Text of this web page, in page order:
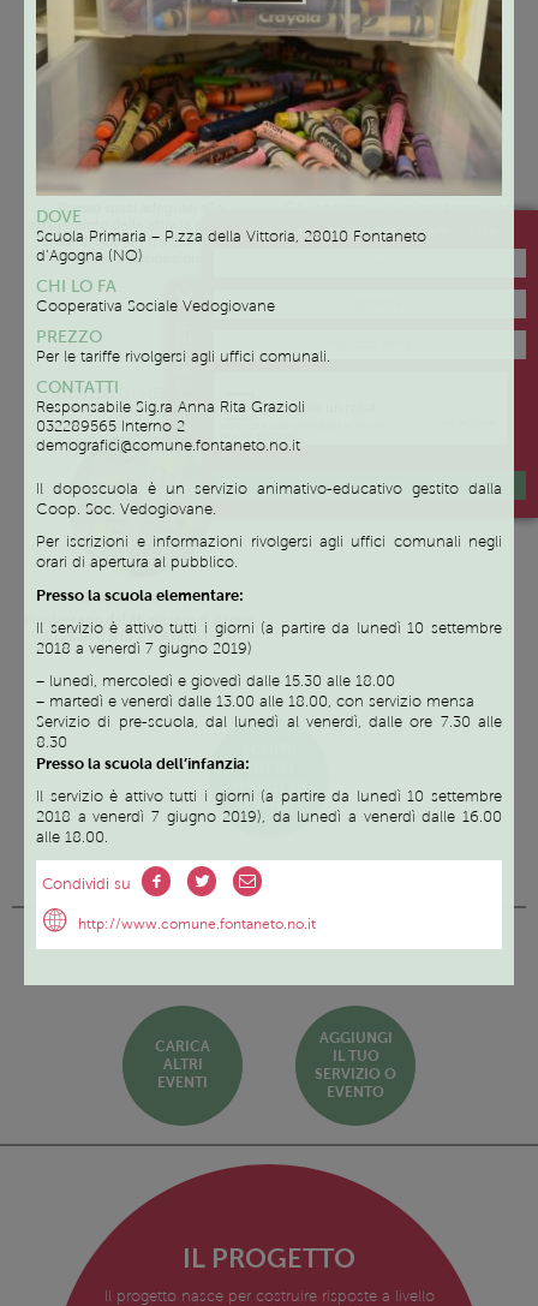
DOVE
Scuola Primaria – P.zza della Vittoria, 28010 Fontaneto
d’Agogna (NO)
CHI LO FA
Cooperativa Sociale Vedogiovane
PREZZO
Per le tariffe rivolgersi agli uffici comunali.
CONTATTI
Responsabile Sig.ra Anna Rita Grazioli
032289565 Interno 2
demografici@comune.fontaneto.no.it
Il doposcuola è un servizio animativo-educativo gestito dalla
Coop. Soc. Vedogiovane.
Per iscrizioni e informazioni rivolgersi agli uffici comunali negli
orari di apertura al pubblico.
Presso la scuola elementare:
Il servizio è attivo tutti i giorni (a partire da lunedì 10 settembre
2018 a venerdì 7 giugno 2019)
– lunedì, mercoledì e giovedì dalle 15.30 alle 18.00
– martedì e venerdì dalle 13.00 alle 18.00, con servizio mensa
Servizio di pre-scuola, dal lunedì al venerdì, dalle ore 7.30 alle
8.30
Presso la scuola dell’infanzia:
Il servizio è attivo tutti i giorni (a partire da lunedì 10 settembre
2018 a venerdì 7 giugno 2019), da lunedì a venerdì dalle 16.00
alle 18.00.
Condividi su
http://www.comune.fontaneto.no.it
GRUPPI DI PAROLA
Presso spazi adeguati allo
svolgimento delle attività proposte
ai bambini che i tre Enti hanno
messo a disposizione.
PAROLE ED EMOZIONI
16.30. I giorni verranno
SERVIZIO DI MEDIAZIONE
FAMILIARE
Su appuntamento
Pianterreno del Municipio di Arona,
Via San Carlo 2 – Arona (NO)
TUTTI I
SERVIZI ED
EVENTI
CARICA
ALTRI
EVENTI
AGGIUNGI
IL TUO
SERVIZIO O
EVENTO
IL PROGETTO
Il progetto nasce per costruire risposte a livello
NEWSLETTER
Iscriviti alla newsletter di Family Like
ISCRIVIMI